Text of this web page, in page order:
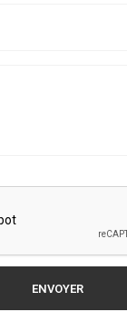
ENVOYER